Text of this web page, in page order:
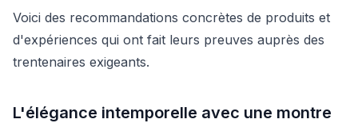
Voici des recommandations concrètes de produits et
d'expériences qui ont fait leurs preuves auprès des
trentenaires exigeants.
L'élégance intemporelle avec une montre